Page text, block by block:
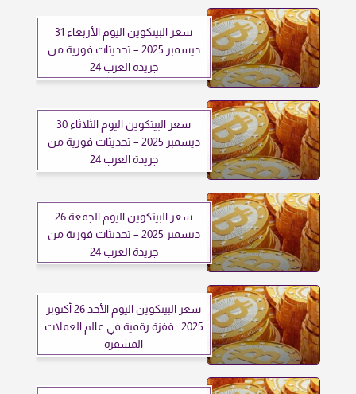
سعر البيتكوين اليوم الأربعاء 31
ديسمبر 2025 – تحديثات فورية من
جريدة العرب 24
سعر البيتكوين اليوم الثلاثاء 30
ديسمبر 2025 – تحديثات فورية من
جريدة العرب 24
سعر البيتكوين اليوم الجمعة 26
ديسمبر 2025 – تحديثات فورية من
جريدة العرب 24
سعر البيتكوين اليوم الأحد 26 أكتوبر
2025.. قفزة رقمية في عالم العملات
المشفرة